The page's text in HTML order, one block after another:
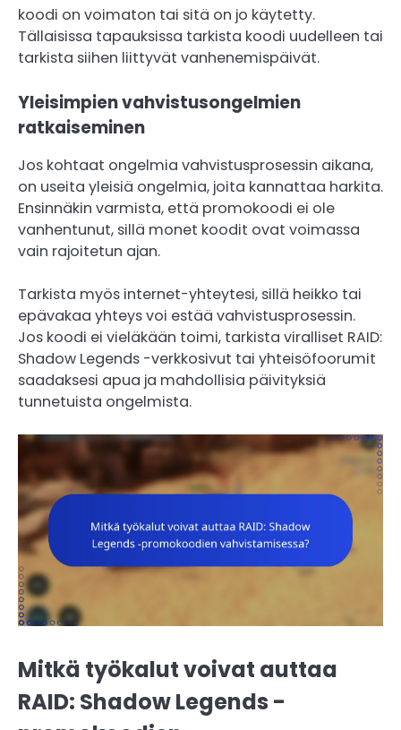
koodi on voimaton tai sitä on jo käytetty.
Tällaisissa tapauksissa tarkista koodi uudelleen tai
tarkista siihen liittyvät vanhenemispäivät.
Yleisimpien vahvistusongelmien
ratkaiseminen
Jos kohtaat ongelmia vahvistusprosessin aikana,
on useita yleisiä ongelmia, joita kannattaa harkita.
Ensinnäkin varmista, että promokoodi ei ole
vanhentunut, sillä monet koodit ovat voimassa
vain rajoitetun ajan.
Tarkista myös internet-yhteytesi, sillä heikko tai
epävakaa yhteys voi estää vahvistusprosessin.
Jos koodi ei vieläkään toimi, tarkista viralliset RAID:
Shadow Legends -verkkosivut tai yhteisöfoorumit
saadaksesi apua ja mahdollisia päivityksiä
tunnetuista ongelmista.
Mitkä työkalut voivat auttaa
RAID: Shadow Legends -